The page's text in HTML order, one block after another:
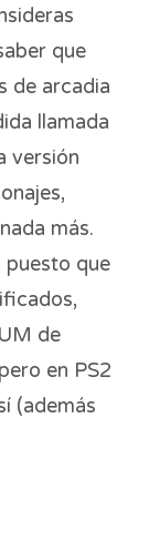
que
de arcadia
llamada
versión
más.
puesto que
de
en PS2
(además